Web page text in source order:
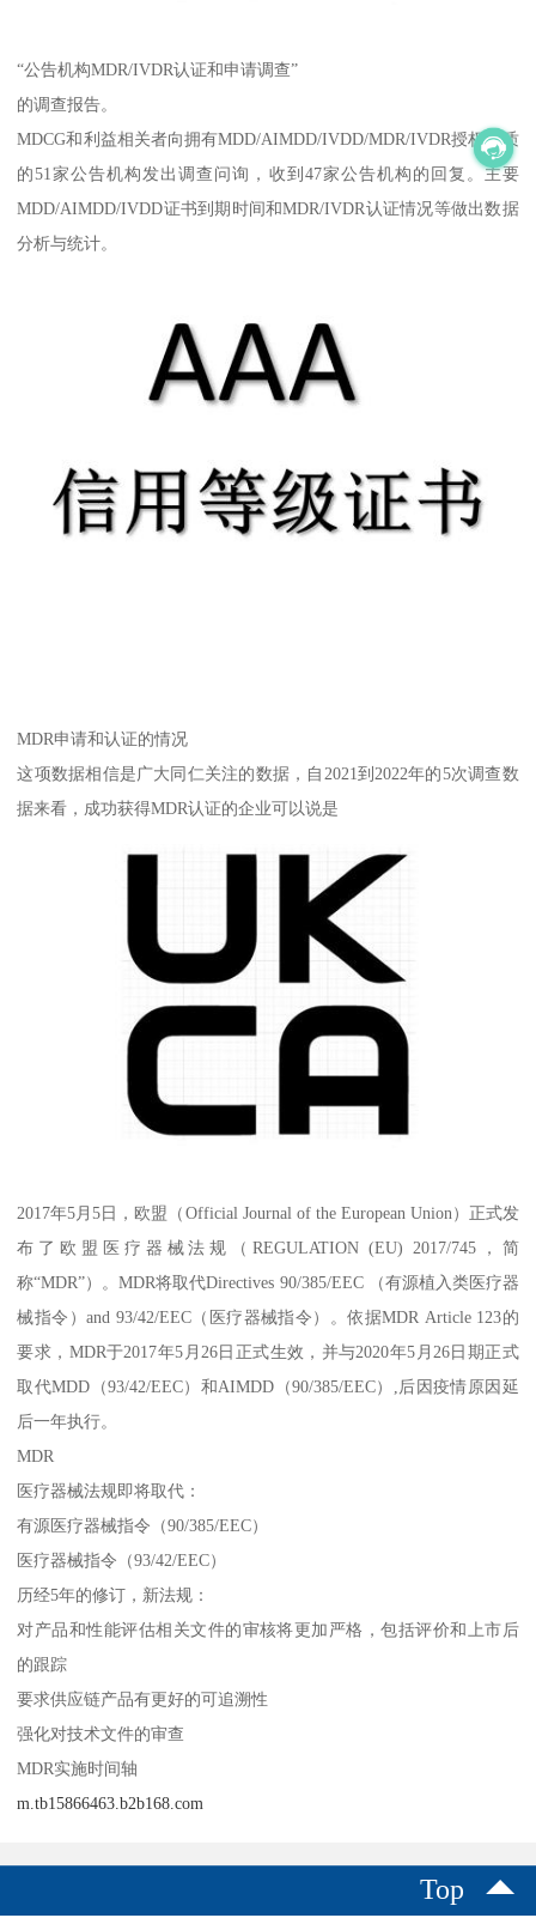
“公告机构MDR/IVDR认证和申请调查”
的调查报告。
MDCG和利益相关者向拥有MDD/AIMDD/IVDD/MDR/IVDR授权资质
的51家公告机构发出调查问询，收到47家公告机构的回复。主要
MDD/AIMDD/IVDD证书到期时间和MDR/IVDR认证情况等做出数据
分析与统计。
MDR申请和认证的情况
这项数据相信是广大同仁关注的数据，自2021到2022年的5次调查数
据来看，成功获得MDR认证的企业可以说是
2017年5月5日，欧盟（Official Journal of the European Union）正式发
布了欧盟医疗器械法规（REGULATION (EU) 2017/745，简
称“MDR”）。MDR将取代Directives 90/385/EEC （有源植入类医疗器
械指令）and 93/42/EEC（医疗器械指令）。依据MDR Article 123的
要求，MDR于2017年5月26日正式生效，并与2020年5月26日期正式
取代MDD（93/42/EEC）和AIMDD（90/385/EEC）,后因疫情原因延
后一年执行。
MDR
医疗器械法规即将取代：
有源医疗器械指令（90/385/EEC）
医疗器械指令（93/42/EEC）
历经5年的修订，新法规：
对产品和性能评估相关文件的审核将更加严格，包括评价和上市后
的跟踪
要求供应链产品有更好的可追溯性
强化对技术文件的审查
MDR实施时间轴
m.tb15866463.b2b168.com
Top